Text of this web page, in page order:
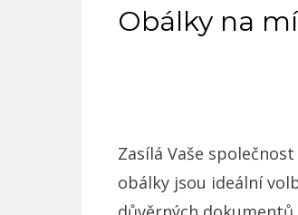
Obálky na
Zasílá Vaše
obálkyjsou ideální